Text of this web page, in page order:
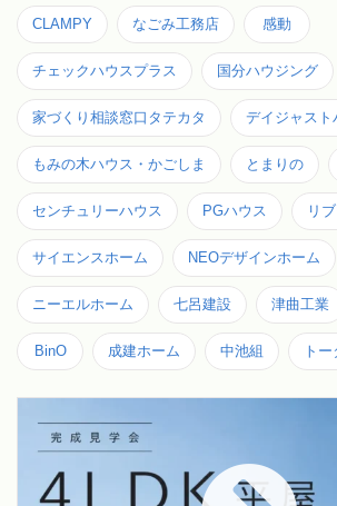
CLAMPY なごみ工務店 感動
チェックハウスプラス 国分ハウジング
家づくり相談窓口タテカタ デイジャスト
もみの木ハウス・かごしま とまりの
センチュリーハウス PGハウス リ
サイエンスホーム NEOデザインホーム
ニーエルホーム 七呂建設 津曲工業
BinO 成建ホーム 中池組 ト